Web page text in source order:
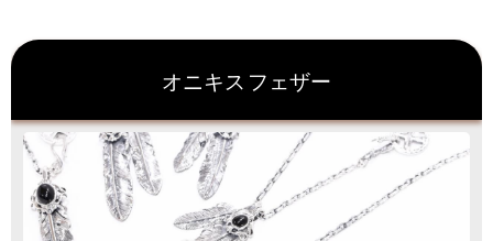
ラッピングも承っております
プレゼント用でも安心してご利用いただけます
Q&A
ラッピング
¥1,100
最適なケースで
お届けします
オニキス フェザー